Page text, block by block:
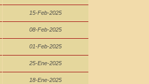
15-Feb-2025
08-Feb-2025
01-Feb-2025
25-Ene-2025
18-Ene-2025